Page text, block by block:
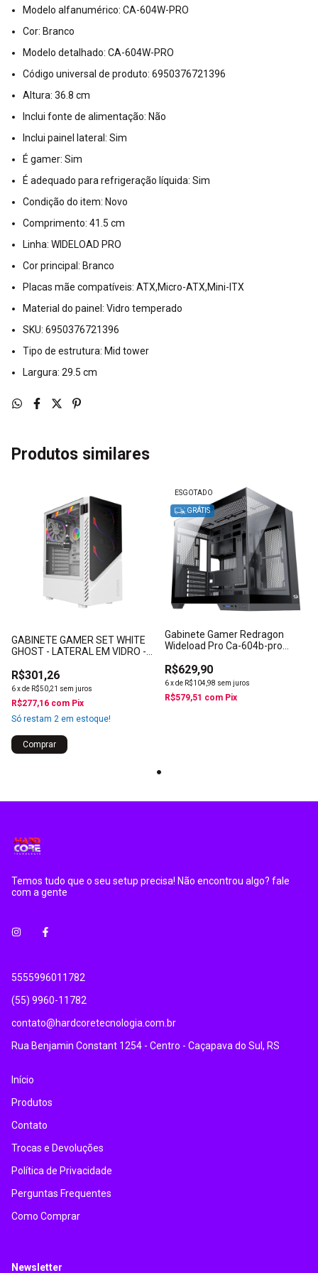
Modelo alfanumérico: CA-604W-PRO
Cor: Branco
Modelo detalhado: CA-604W-PRO
Código universal de produto: 6950376721396
Altura: 36.8 cm
Inclui fonte de alimentação: Não
Inclui painel lateral: Sim
É gamer: Sim
É adequado para refrigeração líquida: Sim
Condição do item: Novo
Comprimento: 41.5 cm
Linha: WIDELOAD PRO
Cor principal: Branco
Placas mãe compatíveis: ATX,Micro-ATX,Mini-ITX
Material do painel: Vidro temperado
SKU: 6950376721396
Tipo de estrutura: Mid tower
Largura: 29.5 cm
Produtos similares
GABINETE GAMER SET WHITE
GHOST - LATERAL EM VIDRO -
R$301,26
6xde R$50,21 sem juros
R$277,16 com Pix
Só restam 2 em estoque!
ESGOTADO
GRÁTIS
Gabinete Gamer Redragon
Wideload Pro Ca-604b-pro
R$629,90
6xde R$104,98 sem juros
R$579,51 com Pix
Temos tudo que o seu setup precisa! Não encontrou algo? fale
com a gente
5555996011782
(55) 9960-11782
contato@hardcoretecnologia.com.br
Rua Benjamin Constant 1254 - Centro - Caçapava do Sul, RS
Início
Produtos
Contato
Trocas e Devoluções
Política de Privacidade
Perguntas Frequentes
Como Comprar
Newsletter